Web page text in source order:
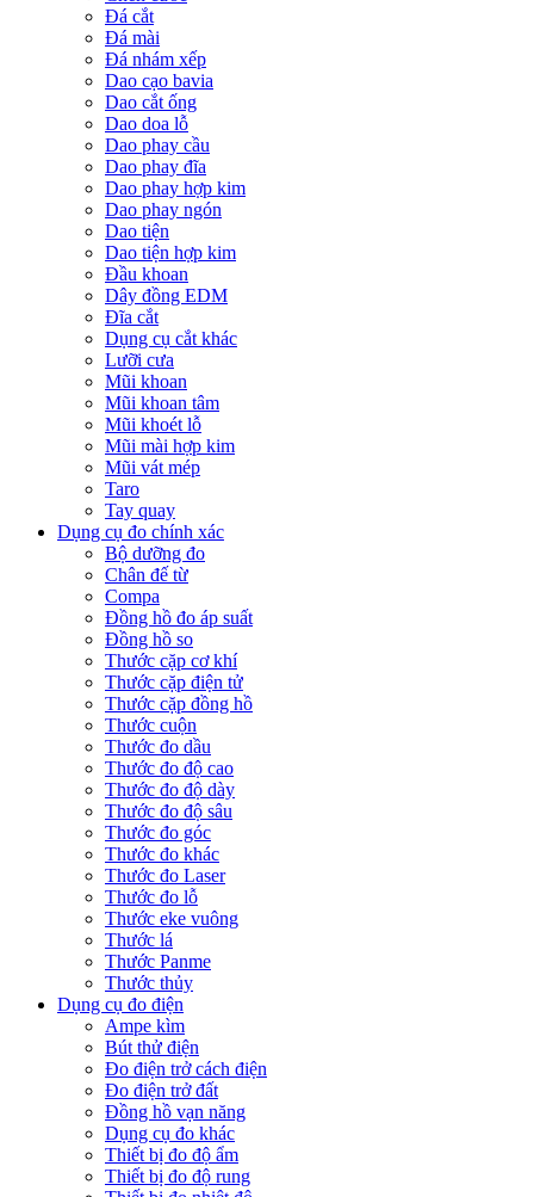
Đá cắt
Đá mài
Đá nhám xếp
Dao cạo bavia
Dao cắt ống
Dao doa lỗ
Dao phay cầu
Dao phay đĩa
Dao phay hợp kim
Dao phay ngón
Dao tiện
Dao tiện hợp kim
Đầu khoan
Dây đồng EDM
Đĩa cắt
Dụng cụ cắt khác
Lưỡi cưa
Mũi khoan
Mũi khoan tâm
Mũi khoét lỗ
Mũi mài hợp kim
Mũi vát mép
Taro
Tay quay
Dụng cụ đo chính xác
Bộ dưỡng đo
Chân đế từ
Compa
Đồng hồ đo áp suất
Đồng hồ so
Thước cặp cơ khí
Thước cặp điện tử
Thước cặp đồng hồ
Thước cuộn
Thước đo dầu
Thước đo độ cao
Thước đo độ dày
Thước đo độ sâu
Thước đo góc
Thước đo khác
Thước đo Laser
Thước đo lỗ
Thước eke vuông
Thước lá
Thước Panme
Thước thủy
Dụng cụ đo điện
Ampe kìm
Bút thử điện
Đo điện trở cách điện
Đo điện trở đất
Đồng hồ vạn năng
Dụng cụ đo khác
Thiết bị đo độ ẩm
Thiết bị đo độ rung